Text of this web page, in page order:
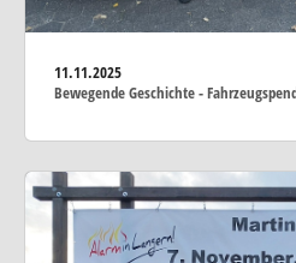
11.11.2025
Bewegende Geschichte -